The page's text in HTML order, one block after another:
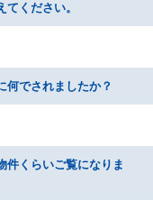
ください。
何でされましたか？
件くらいご覧になりま